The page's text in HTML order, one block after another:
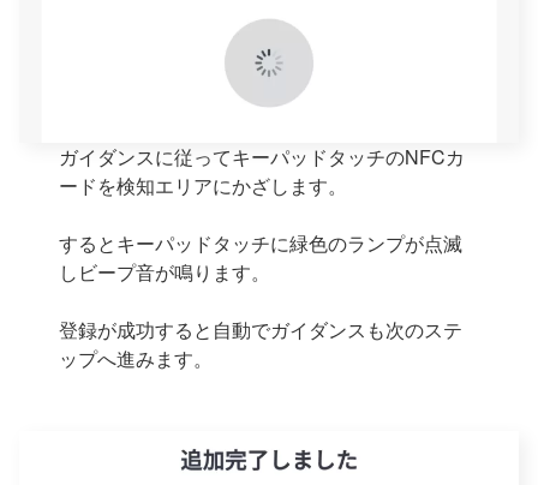
ガイダンスに従ってキーパッドタッチのNFCカ
ードを検知エリアにかざします。
するとキーパッドタッチに緑色のランプが点滅
しビープ音が鳴ります。
登録が成功すると自動でガイダンスも次のステ
ップへ進みます。